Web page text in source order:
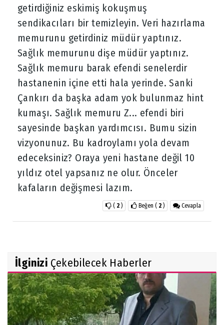
getirdiğiniz eskimiş kokuşmuş
sendikacıları bir temizleyin. Veri hazırlama
memurunu getirdiniz müdür yaptınız.
Sağlık memurunu dişe müdür yaptınız.
Sağlık memuru barak efendi senelerdir
hastanenin içine etti hala yerinde. Sanki
Çankırı da başka adam yok bulunmaz hint
kumaşı. Sağlık memuru Z... efendi biri
sayesinde başkan yardımcısı. Bumu sizin
vizyonunuz. Bu kadroylamı yola devam
edeceksiniz? Oraya yeni hastane değil 10
yıldız otel yapsanız ne olur. Önceler
kafaların değişmesi lazım.
Cevapla
Beğen ( 2 )
( 2 )
İlginizi Çekebilecek Haberler